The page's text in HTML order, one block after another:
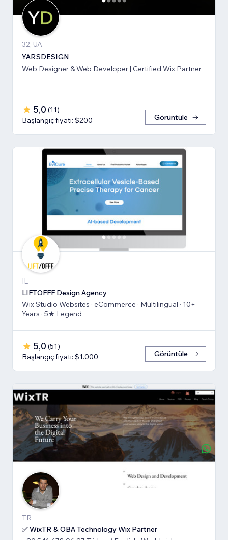
32, UA
YARSDESIGN
Web Designer & Web Developer | Certified Wix Partner
5,0 (11)
Başlangıç fiyatı: $200
Görüntüle
IL
LIFTOFFF Design Agency
Wix Studio Websites · eCommerce · Multilingual · 10+
Years · 5★ Legend
5,0 (51)
Başlangıç fiyatı: $1.000
Görüntüle
TR
✅ WixTR & OBA Technology Wix Partner